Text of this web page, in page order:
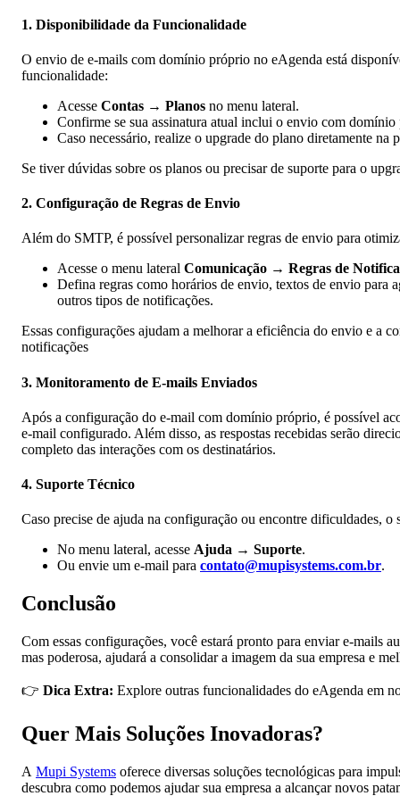
1. Disponibilidade da Funcionalidade
O envio de e-mails com domínio próprio no eAgenda está
funcionalidade:
Acesse Contas → Planos no menu lateral.
Confirme se sua assinatura atual inclui o envio com
Caso necessário, realize o upgrade do plano diretamente na
Se tiver dúvidas sobre os planos ou precisar de suporte para o
2. Configuração de Regras de Envio
Além do SMTP, é possível personalizar regras de envio para
Acesse o menu lateral Comunicação → Regras de
Defina regras como horários de envio, textos de envio para
outros tipos de notificações.
Essas configurações ajudam a melhorar a eficiência do envio e a
notificações
3. Monitoramento de E-mails Enviados
Após a configuração do e-mail com domínio próprio, é possível
e-mail configurado. Além disso, as respostas recebidas serão
completo das interações com os destinatários.
4. Suporte Técnico
Caso precise de ajuda na configuração ou encontre dificuldades, o
No menu lateral, acesse Ajuda → Suporte.
Ou envie um e-mail para contato@mupisystems.com.br.
Conclusão
Com essas configurações, você estará pronto para enviar e-mails
mas poderosa, ajudará a consolidar a imagem da sua empresa e
👉 Dica Extra: Explore outras funcionalidades do eAgenda em
Quer Mais Soluções Inovadoras?
A Mupi Systems oferece diversas soluções tecnológicas para
descubra como podemos ajudar sua empresa a alcançar novos